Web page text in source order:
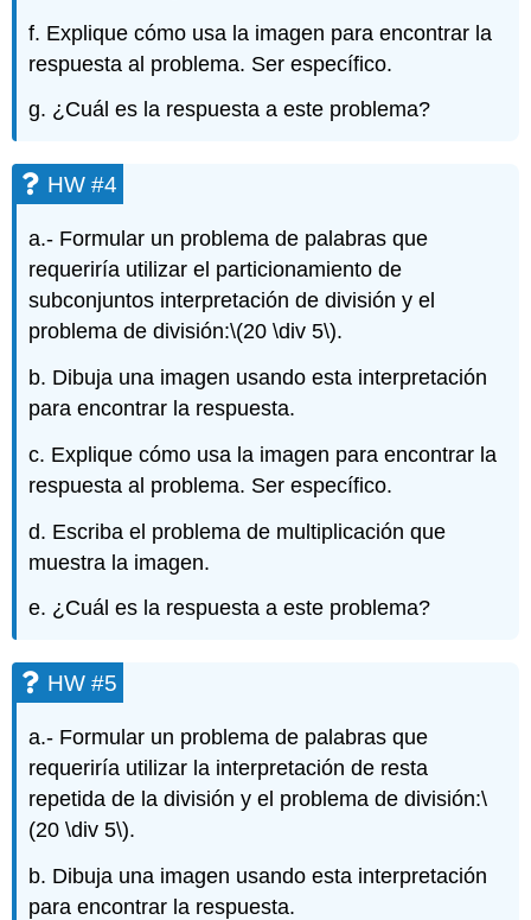
f. Explique cómo usa la imagen para encontrar la
respuesta al problema. Ser específico.
g. ¿Cuál es la respuesta a este problema?
HW #4
a.- Formular un problema de palabras que
requeriría utilizar el particionamiento de
subconjuntos interpretación de división y el
problema de división:\(20 \div 5\).
b. Dibuja una imagen usando esta interpretación
para encontrar la respuesta.
c. Explique cómo usa la imagen para encontrar la
respuesta al problema. Ser específico.
d. Escriba el problema de multiplicación que
muestra la imagen.
e. ¿Cuál es la respuesta a este problema?
HW #5
a.- Formular un problema de palabras que
requeriría utilizar la interpretación de resta
repetida de la división y el problema de división:\
(20 \div 5\).
b. Dibuja una imagen usando esta interpretación
para encontrar la respuesta.